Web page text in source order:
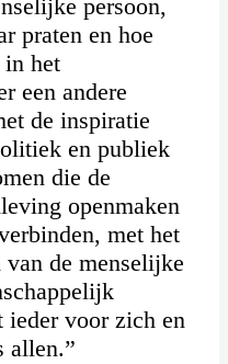
persoon,
praten en hoe
in het
een andere
de inspiratie
en publiek
die de
openmaken
met het
de menselijke
voor zich en
allen.”